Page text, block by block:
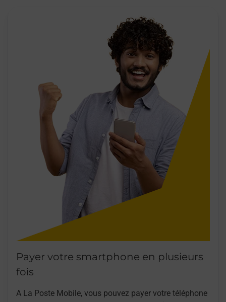
Payer votre smartphone en plusieurs
fois
A La Poste Mobile, vous pouvez payer votre téléphone